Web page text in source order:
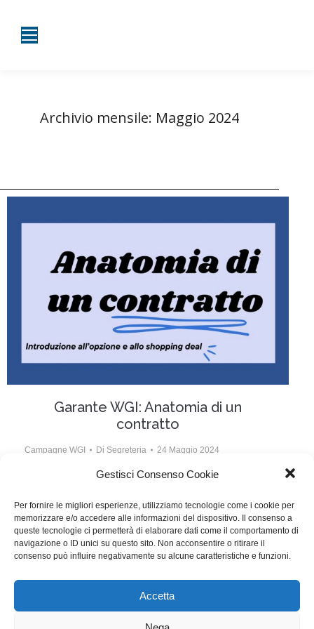
Gestisci Consenso Cookie
Per fornire le migliori esperienze, utilizziamo tecnologie come i cookie per
memorizzare e/o accedere alle informazioni del dispositivo. Il consenso a
queste tecnologie ci permetterà di elaborare dati come il comportamento di
navigazione o ID unici su questo sito. Non acconsentire o ritirare il
consenso può influire negativamente su alcune caratteristiche e funzioni.
Accetta
Archivio mensile: Maggio 2024
Garante WGI: Anatomia di un
contratto
Campagne WGI Di Segreteria 24 Maggio 2024
Quand’è che scrivere diventa un lavoro? Quando si
contratto che ogni sceneggiatore, soprattutto alle
prime esperienze, deve saper leggere e difendere. Il
nuovo contributo del Garante WGI